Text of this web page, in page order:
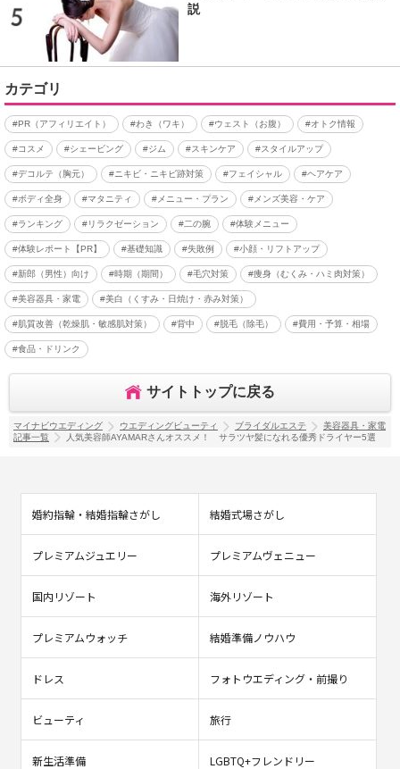
説
カテゴリ
#PR（アフィリエイト） #わき（ワキ） #ウェスト（お腹） #オトク情報
#コスメ #シェービング #ジム #スキンケア #スタイルアップ
#デコルテ（胸元） #ニキビ・ニキビ跡対策 #フェイシャル #ヘアケア
#ボディ全身 #マタニティ #メニュー・プラン #メンズ美容・ケア
#ランキング #リラクゼーション #二の腕 #体験メニュー
#体験レポート【PR】 #基礎知識 #失敗例 #小顔・リフトアップ
#新郎（男性）向け #時期（期間） #毛穴対策 #痩身（むくみ・ハミ肉対策）
#美容器具・家電 #美白（くすみ・日焼け・赤み対策）
#肌質改善（乾燥肌・敏感肌対策） #背中 #脱毛（除毛） #費用・予算・相場
#食品・ドリンク
サイトトップに戻る
マイナビウエディング ウエディングビューティ ブライダルエステ
美容器具・家電
記事一覧
人気美容師AYAMARさんオススメ！ サラツヤ髪になれる優秀ドライヤー5選
婚約指輪・結婚指輪さがし 結婚式場さがし
プレミアムジュエリー プレミアムヴェニュー
国内リゾート 海外リゾート
プレミアムウォッチ 結婚準備ノウハウ
ドレス フォトウエディング・前撮り
ビューティ 旅行
新生活準備 LGBTQ+フレンドリー